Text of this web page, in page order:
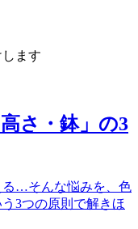
ます
さ・鉢」の3
る…そんな悩みを、色
3つの原則で解きほ